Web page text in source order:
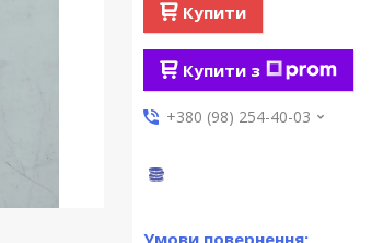
Купити
Купити з
+380 (98) 254-40-03